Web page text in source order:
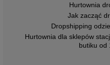
Hurtownia
Jak zacząć
Dropshipping
Hurtownia dla sklepów
butiku od